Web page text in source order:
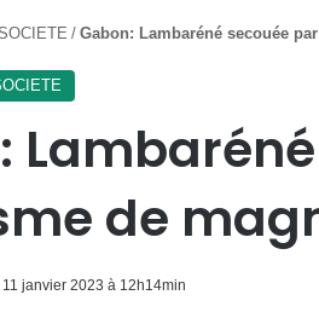
/ Gabon: Lambaréné secouée
de
11 janvier 2023 à 12h14min